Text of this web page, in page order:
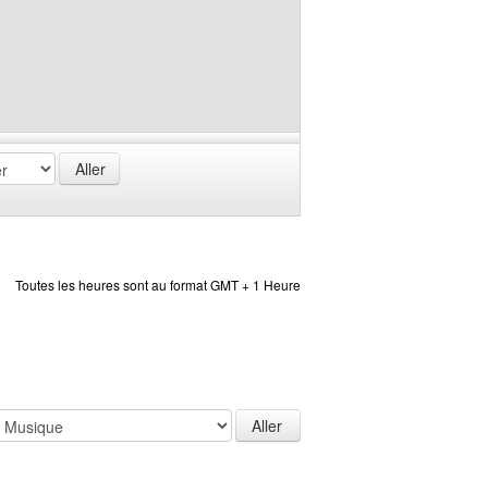
Toutes les heures sont au format GMT + 1 Heure